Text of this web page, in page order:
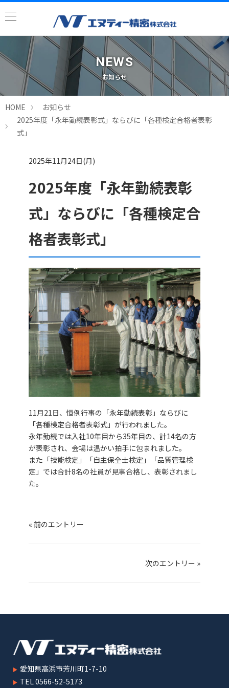
NEWS
お知らせ
HOME
お知らせ
2025年度「永年勤続表彰式」ならびに「各種検定合格者表彰
式」
2025年11月24日(月)
2025年度「永年勤続表彰
式」ならびに「各種検定合
格者表彰式」
11月21日、恒例行事の「永年勤続表彰」ならびに
「各種検定合格者表彰式」が行われました。
永年勤続では入社10年目から35年目の、計14名の方
が表彰され、会場は温かい拍手に包まれました。
また「技能検定」「自主保全士検定」「品質管理検
定」では合計8名の社員が見事合格し、表彰されまし
た。
« 前のエントリー
次のエントリー »
愛知県高浜市芳川町1-7-10
TEL 0566-52-5173